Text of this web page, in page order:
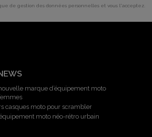
de gestion des données personnelles et vous l'acceptez.
marque d’équipement moto
casques moto pour scrambler
moto néo-rétro urbain